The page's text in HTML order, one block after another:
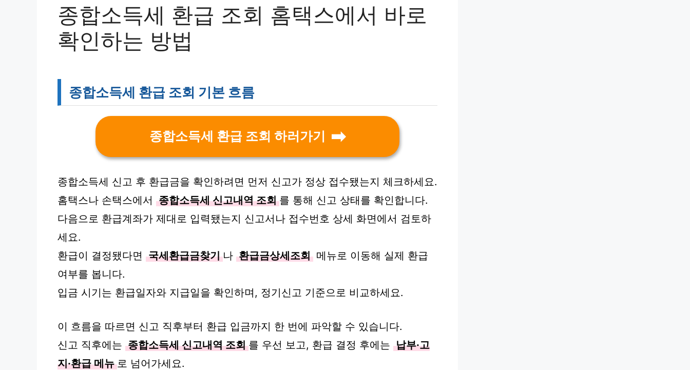
종합소득세 환급 조회 홈택스에서 바로
확인하는 방법
종합소득세 환급 조회 기본 흐름
종합소득세 환급 조회 하러가기
종합소득세 신고 후 환급금을 확인하려면 먼저 신고가 정상 접수됐는지 체크하세요.
홈택스나 손택스에서 종합소득세 신고내역 조회 를 통해 신고 상태를 확인합니다.
다음으로 환급계좌가 제대로 입력됐는지 신고서나 접수번호 상세 화면에서 검토하
세요.
환급이 결정됐다면 국세환급금찾기 나 환급금상세조회 메뉴로 이동해 실제 환급
여부를 봅니다.
입금 시기는 환급일자와 지급일을 확인하며, 정기신고 기준으로 비교하세요.
이 흐름을 따르면 신고 직후부터 환급 입금까지 한 번에 파악할 수 있습니다.
신고 직후에는 종합소득세 신고내역 조회 를 우선 보고, 환급 결정 후에는 납부·고
지·환급 메뉴 로 넘어가세요.